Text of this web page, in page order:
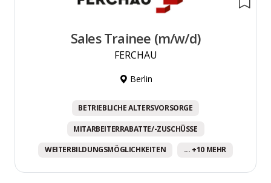
Sales Trainee (m/w/d)
FERCHAU
Berlin
BETRIEBLICHE ALTERSVORSORGE
MITARBEITERRABATTE/-ZUSCHÜSSE
WEITERBILDUNGSMÖGLICHKEITEN ... +10 MEHR